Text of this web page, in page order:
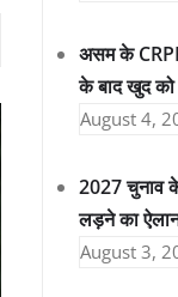
असम के CRPF
के बाद खुद को
August 4,
2027 चुनाव
लड़ने का
August 3,